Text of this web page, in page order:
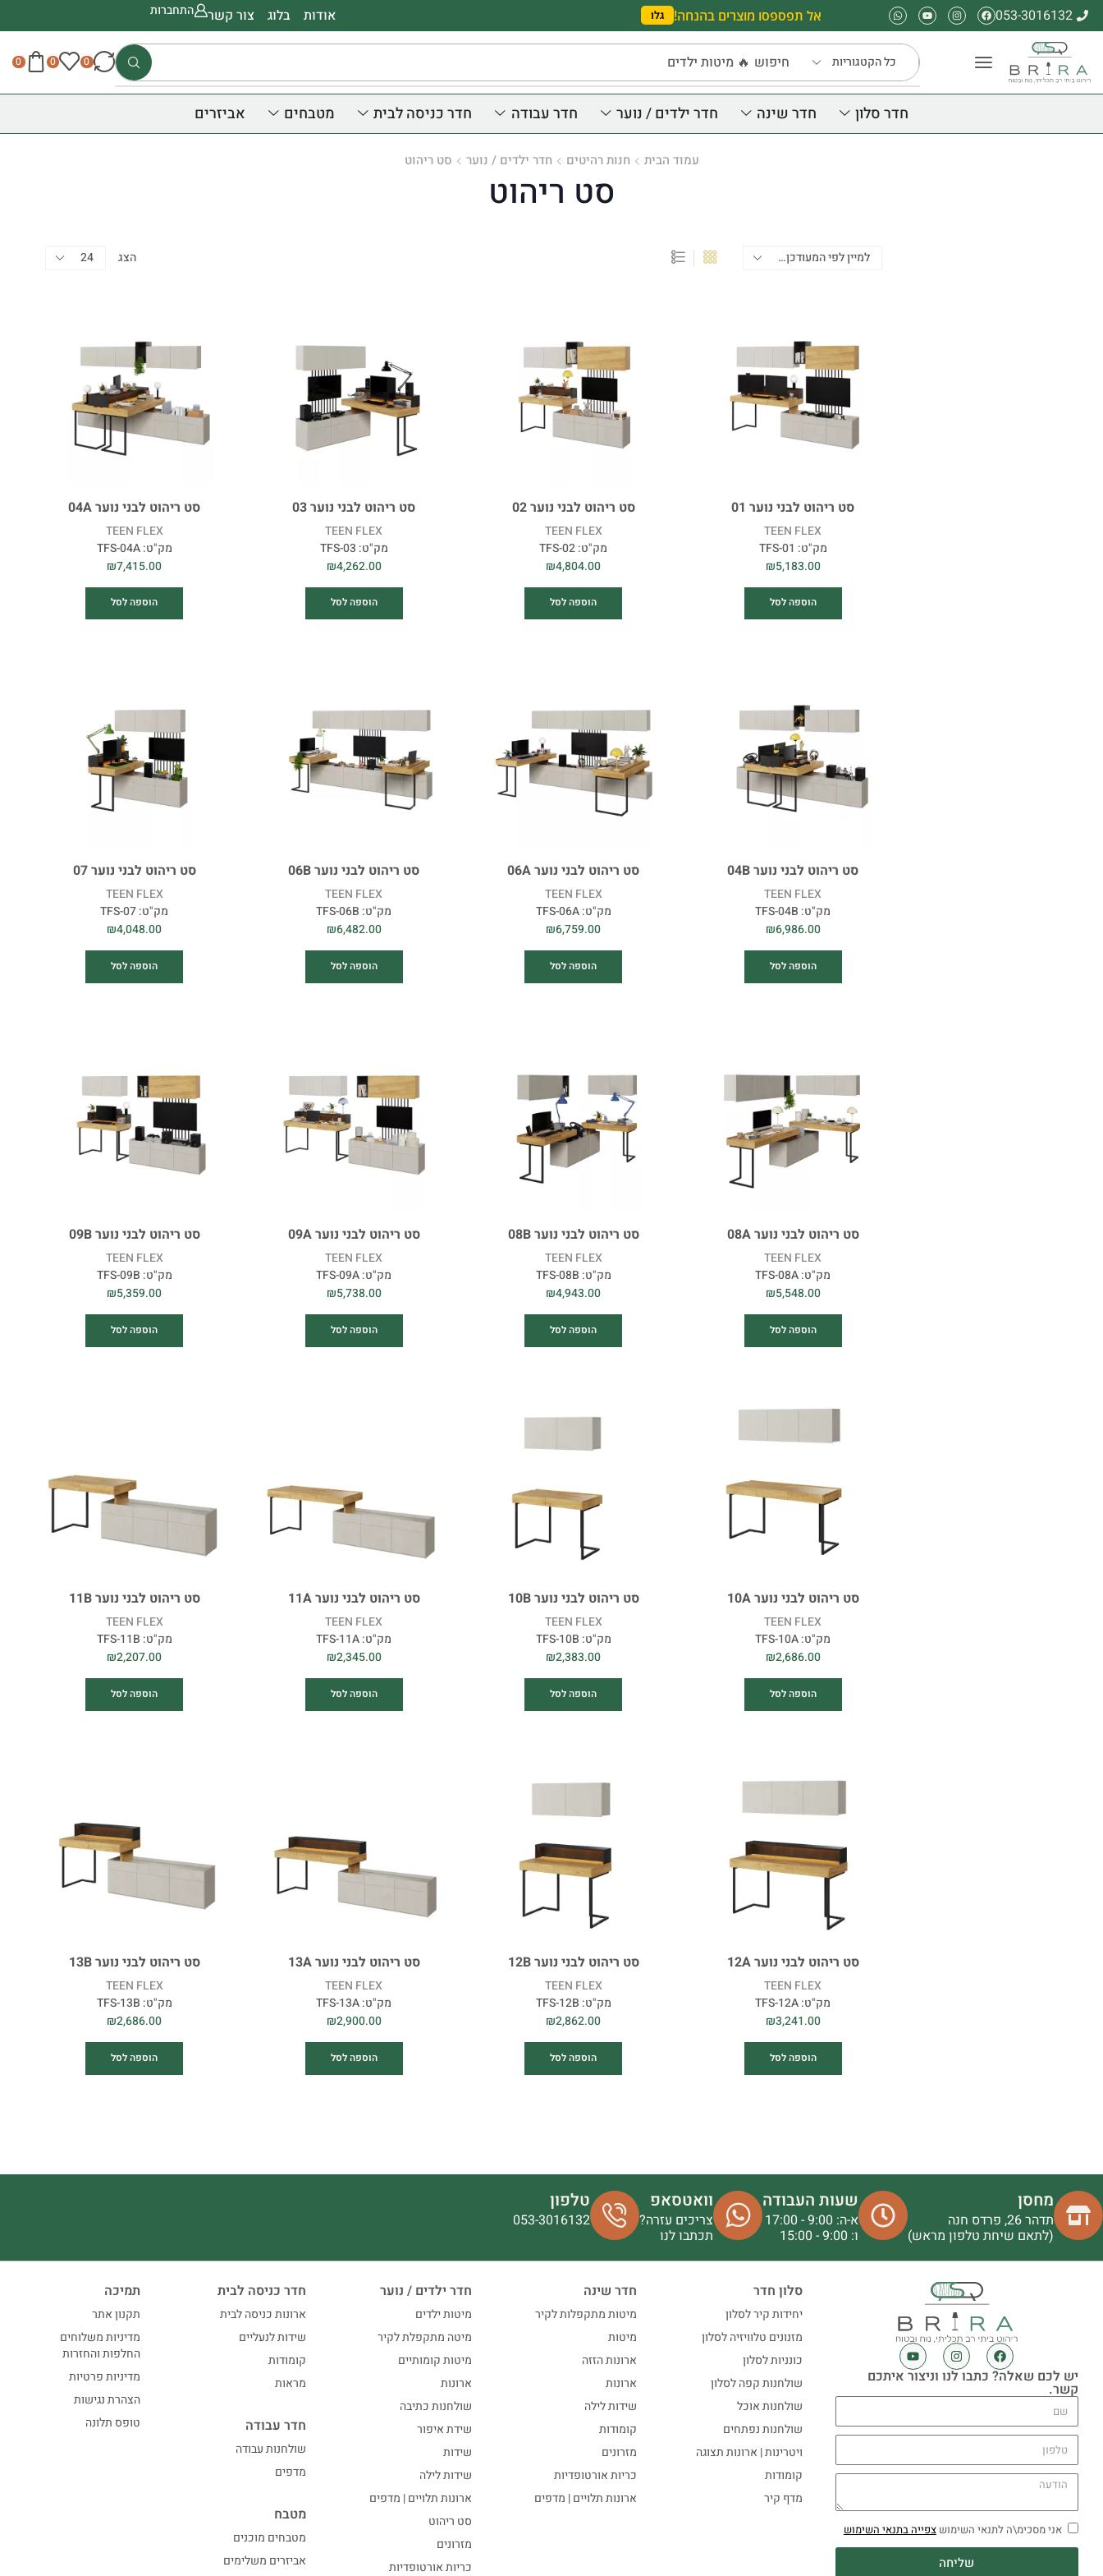
053-3016132 אל תפספסו מוצרים בהנחה! גלו אודות בלוג צור קשר התחברות
חיפוש 🔥 מיטות ילדים 0
0
0
חדר סלון חדר שינה חדר ילדים / נוער חדר עבודה חדר כניסה לבית מטבחים אביזרים
עמוד הבית חנות רהיטים חדר ילדים / נוער סט ריהוט
סט ריהוט
הצג
סט ריהוט לבני נוער 01
TEEN FLEX
מק"ט: TFS-01
₪5,183.00
הוספה לסל
סט ריהוט לבני נוער 02
TEEN FLEX
מק"ט:TFS-02
₪4,804.00
הוספה לסל
סט ריהוט לבני נוער 03
TEEN FLEX
מק"ט: TFS-03
₪4,262.00
הוספה לסל
סט ריהוט לבני נוער 04A
TEEN FLEX
מק"ט:TFS-04A
₪7,415.00
הוספה לסל
סט ריהוט לבני נוער 04B
TEEN FLEX
מק"ט: TFS-04B
₪6,986.00
הוספה לסל
סט ריהוט לבני נוער 06A
TEEN FLEX
מק"ט:TFS-06A
₪6,759.00
הוספה לסל
סט ריהוט לבני נוער 06B
TEEN FLEX
מק"ט: TFS-06B
₪6,482.00
הוספה לסל
סט ריהוט לבני נוער 07
TEEN FLEX
מק"ט:TFS-07
₪4,048.00
הוספה לסל
סט ריהוט לבני נוער 08A
TEEN FLEX
מק"ט:TFS-08A
₪5,548.00
הוספה לסל
סט ריהוט לבני נוער 08B
TEEN FLEX
מק"ט: TFS-08B
₪4,943.00
הוספה לסל
סט ריהוט לבני נוער 09A
TEEN FLEX
מק"ט:TFS-09A
₪5,738.00
הוספה לסל
סט ריהוט לבני נוער 09B
TEEN FLEX
מק"ט: TFS-09B
₪5,359.00
הוספה לסל
סט ריהוט לבני נוער 10A
TEEN FLEX
מק"ט:TFS-10A
₪2,686.00
הוספה לסל
סט ריהוט לבני נוער 10B
TEEN FLEX
מק"ט: TFS-10B
₪2,383.00
הוספה לסל
סט ריהוט לבני נוער 11A
TEEN FLEX
מק"ט:TFS-11A
₪2,345.00
הוספה לסל
סט ריהוט לבני נוער 11B
TEEN FLEX
מק"ט: TFS-11B
₪2,207.00
הוספה לסל
סט ריהוט לבני נוער 12A
TEEN FLEX
מק"ט:TFS-12A
₪3,241.00
הוספה לסל
סט ריהוט לבני נוער 12B
TEEN FLEX
מק"ט: TFS-12B
₪2,862.00
הוספה לסל
סט ריהוט לבני נוער 13A
TEEN FLEX
מק"ט:TFS-13A
₪2,900.00
הוספה לסל
סט ריהוט לבני נוער 13B
TEEN FLEX
מק"ט: TFS-13B
₪2,686.00
הוספה לסל
קולקציה
מחיר
רוחב (ס"מ)
גובה (ס"מ)
משטח שינה
סוג מיטה
מגירת מצעים
מספר דלתות
תאורה
מחסן
תדהר 26, פרדס חנה
(לתאם שיחת טלפון מראש)
שעות העבודה
א-ה: 9:00 - 17:00
ו: 9:00 - 15:00
וואטסאפ
צריכים עזרה?
תכתבו לנו
טלפון
053-3016132
יש לכם שאלה? כתבו לנו וניצור איתכם
קשר.
אני מסכימ\ה לתנאי השימושצפייה בתנאי השימוש
שליחה
סלון חדר
יחידות קיר לסלון
מזנונים טלוויזיה לסלון
כונניות לסלון
שולחנות קפה לסלון
שולחנות אוכל
שולחנות נפתחים
ויטרינות | ארונות תצוגה
קומודות
מדף קיר
חדר שינה
מיטות מתקפלות לקיר
מיטות
ארונות הזזה
ארונות
שידות לילה
קומודות
מזרונים
כריות אורטופדיות
ארונות תלויים | מדפים
חדר ילדים / נוער
מיטות ילדים
מיטה מתקפלת לקיר
מיטות קומותיים
ארונות
שולחנות כתיבה
שידת איפור
שידות
שידות לילה
ארונות תלויים | מדפים
סט ריהוט
מזרונים
כריות אורטופדיות
חדר כניסה לבית
ארונות כניסה לבית
שידות לנעליים
קומודות
מראות
חדר עבודה
שולחנות עבודה
מדפים
מטבח
מטבחים מוכנים
אביזרים משלימים
תמיכה
תקנון אתר
מדיניות משלוחים
החלפות והחזרות
מדיניות פרטיות
הצהרת נגישות
טופס תלונה